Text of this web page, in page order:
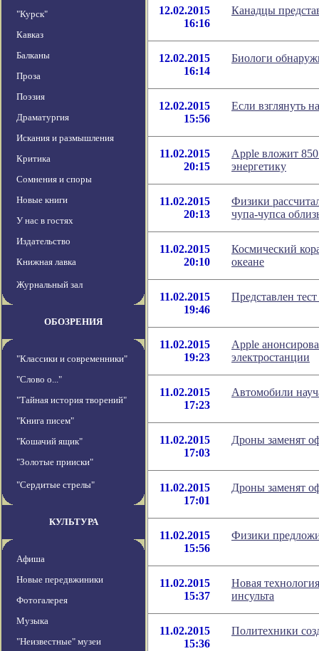
"Курск"
Кавказ
Балканы
Проза
Поэзия
Драматургия
Искания и размышления
Критика
Сомнения и споры
Новые книги
У нас в гостях
Издательство
Книжная лавка
Журнальный зал
ОБОЗРЕНИЯ
"Классики и современники"
"Слово о..."
"Тайная история творений"
"Книга писем"
"Кошачий ящик"
"Золотые прииски"
"Сердитые стрелы"
КУЛЬТУРА
Афиша
Новые передвжиники
Фотогалерея
Музыка
"Неизвестные" музеи
12.02.2015
16:16
Канадцы
12.02.2015
16:14
Биологи
12.02.2015
15:56
Если взглянуть
11.02.2015
20:15
Apple вложит
энергетику
11.02.2015
20:13
Физики
чупа-чупса
11.02.2015
20:10
Космический
океане
11.02.2015
19:46
Представлен
11.02.2015
19:23
Apple
электростанции
11.02.2015
17:23
Автомобили
11.02.2015
17:03
Дроны заменят
11.02.2015
17:01
Дроны заменят
11.02.2015
15:56
Физики
11.02.2015
15:37
Новая
инсульта
11.02.2015
15:36
Политехники